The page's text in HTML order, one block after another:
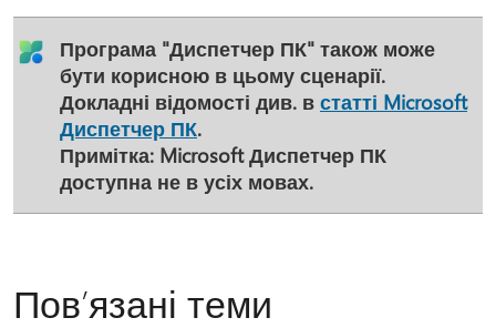
Програма "Диспетчер ПК" також може
бути корисною в цьому сценарії.
Докладні відомості див. в статті Microsoft
Диспетчер ПК.
Примітка: Microsoft Диспетчер ПК
доступна не в усіх мовах.
Пов’язані теми